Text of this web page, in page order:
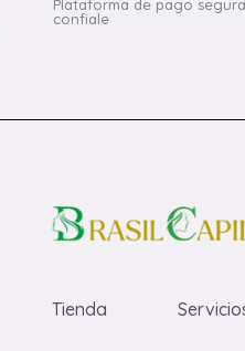
Plataforma de pago
confiale
Tienda